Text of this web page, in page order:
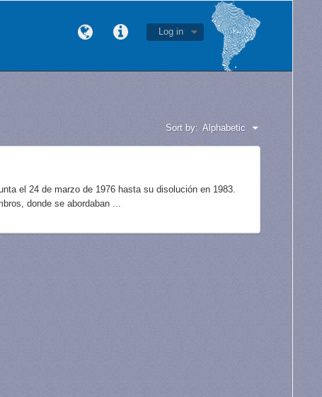
Log in
Sort by: Alphabetic
el 24 de marzo de 1976 hasta su disolución en 1983.
donde se abordaban ...